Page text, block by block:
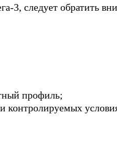
3, следует обратить
профиль;
контролируемых